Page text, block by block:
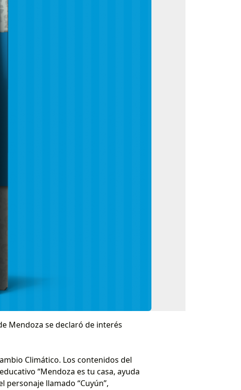
Mendoza se declaró de interés
Climático. Los contenidos del
“Mendoza es tu casa, ayuda
personaje llamado “Cuyún”,